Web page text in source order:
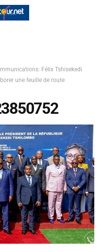
Félix Tshisekedi
une feuille de route